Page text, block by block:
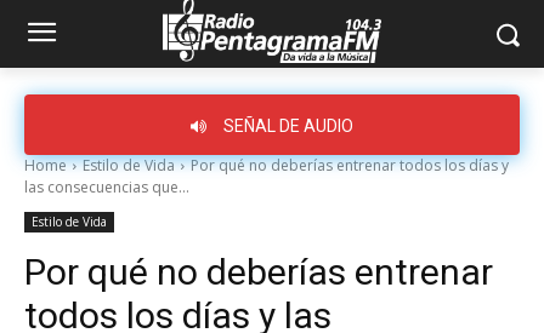
SEÑAL DE AUDIO
Home Estilo de Vida
Por qué no deberías entrenar todos los días y
las consecuencias que...
Estilo de Vida
Por qué no deberías entrenar
todos los días y las